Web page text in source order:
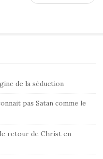
de la séduction
pas Satan comme le
retour de Christ en